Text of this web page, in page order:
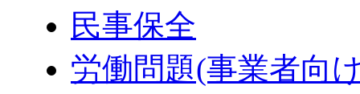
民事保全
労働問題(事業者向